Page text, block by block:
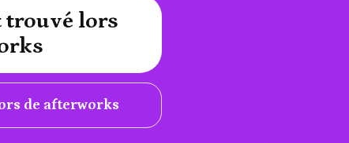
trouvé lors
de afterworks